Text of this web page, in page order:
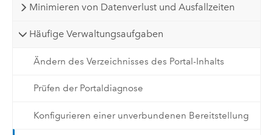
Minimieren von Datenverlust und Ausfallzeiten
Häufige Verwaltungsaufgaben
Ändern des Verzeichnisses des Portal-Inhalts
Prüfen der Portaldiagnose
Konfigurieren einer unverbundenen Bereitstellung